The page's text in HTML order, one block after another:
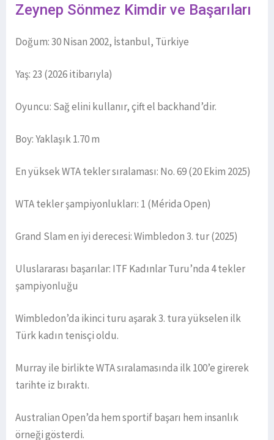
Zeynep Sönmez Kimdir ve Başarıları
Doğum: 30 Nisan 2002, İstanbul, Türkiye
Yaş: 23 (2026 itibarıyla)
Oyuncu: Sağ elini kullanır, çift el backhand’dir.
Boy: Yaklaşık 1.70 m
En yüksek WTA tekler sıralaması: No. 69 (20 Ekim 2025)
WTA tekler şampiyonlukları: 1 (Mérida Open)
Grand Slam en iyi derecesi: Wimbledon 3. tur (2025)
Uluslararası başarılar: ITF Kadınlar Turu’nda 4 tekler
şampiyonluğu
Wimbledon’da ikinci turu aşarak 3. tura yükselen ilk
Türk kadın tenisçi oldu.
Murray ile birlikte WTA sıralamasında ilk 100’e girerek
tarihte iz bıraktı.
Australian Open’da hem sportif başarı hem insanlık
örneği gösterdi.